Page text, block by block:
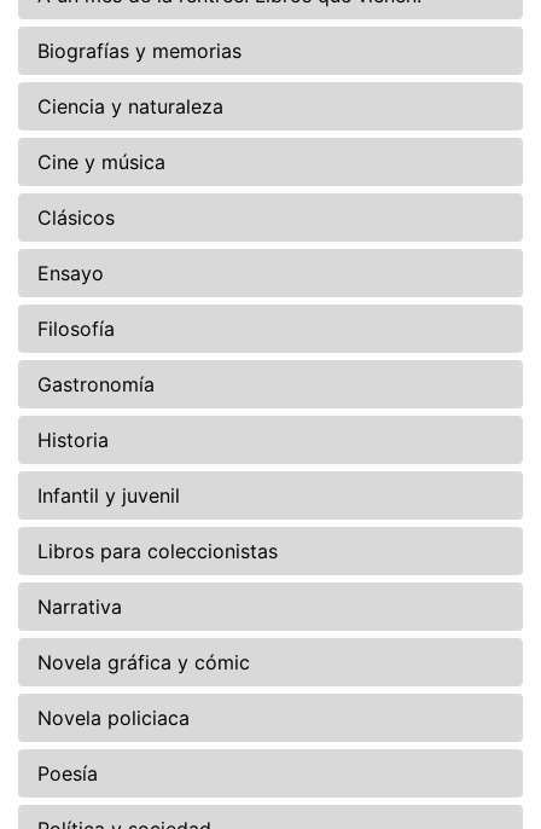
Biografías y memorias
Ciencia y naturaleza
Cine y música
Clásicos
Ensayo
Filosofía
Gastronomía
Historia
Infantil y juvenil
Libros para coleccionistas
Narrativa
Novela gráfica y cómic
Novela policiaca
Poesía